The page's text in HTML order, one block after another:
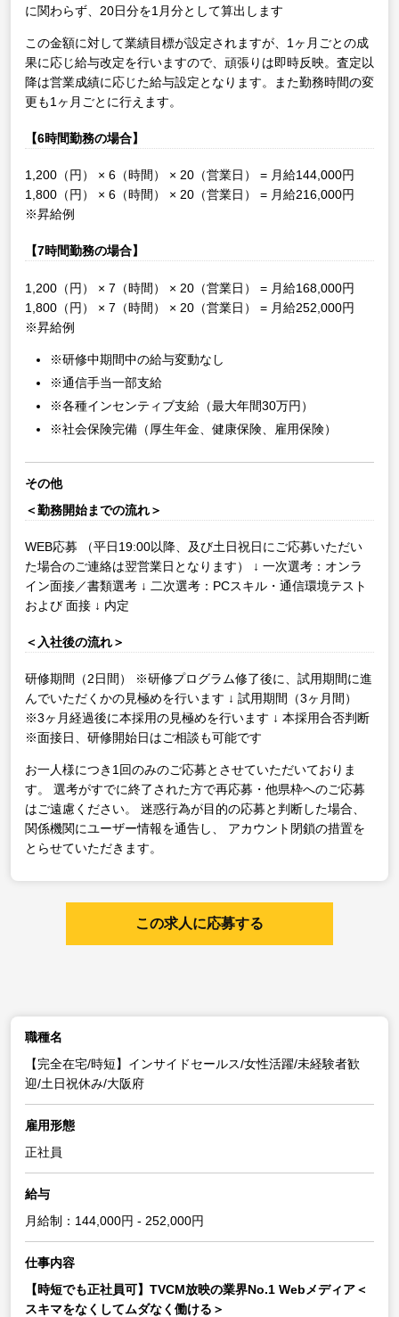
に関わらず、20日分を1月分として算出します
この金額に対して業績目標が設定されますが、1ヶ月ごとの成
果に応じ給与改定を行いますので、頑張りは即時反映。査定以
降は営業成績に応じた給与設定となります。また勤務時間の変
更も1ヶ月ごとに行えます。
【6時間勤務の場合】
1,200（円） × 6（時間） × 20（営業日） = 月給144,000円
1,800（円） × 6（時間） × 20（営業日） = 月給216,000円
※昇給例
【7時間勤務の場合】
1,200（円） × 7（時間） × 20（営業日） = 月給168,000円
1,800（円） × 7（時間） × 20（営業日） = 月給252,000円
※昇給例
※研修中期間中の給与変動なし
※通信手当一部支給
※各種インセンティブ支給（最大年間30万円）
※社会保険完備（厚生年金、健康保険、雇用保険）
その他
＜勤務開始までの流れ＞
WEB応募 （平日19:00以降、及び土日祝日にご応募いただい
た場合のご連絡は翌営業日となります）
↓ 一次選考：オンラ
イン面接／書類選考 ↓ 二次選考：PCスキル・通信環境テスト
および 面接 ↓ 内定
＜入社後の流れ＞
研修期間（2日間）
※研修プログラム修了後に、試用期間に進
んでいただくかの見極めを行います ↓ 試用期間（3ヶ月間）
※3ヶ月経過後に本採用の見極めを行います ↓ 本採用合否判断
※面接日、研修開始日はご相談も可能です
お一人様につき1回のみのご応募とさせていただいておりま
す。
選考がすでに終了された方で再応募・他県枠へのご応募
はご遠慮ください。
迷惑行為が目的の応募と判断した場合、
関係機関にユーザー情報を通告し、
アカウント閉鎖の措置を
とらせていただきます。
この求人に応募する
職種名
【完全在宅/時短】インサイドセールス/女性活躍/未経験者歓
迎/土日祝休み/大阪府
雇用形態
正社員
給与
月給制：144,000円 - 252,000円
仕事内容
【時短でも正社員可】TVCM放映の業界No.1 Webメディア＜
スキマをなくしてムダなく働ける＞